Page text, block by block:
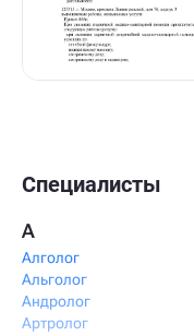
Специалисты
А
Алголог
Альголог
Андролог
Артролог